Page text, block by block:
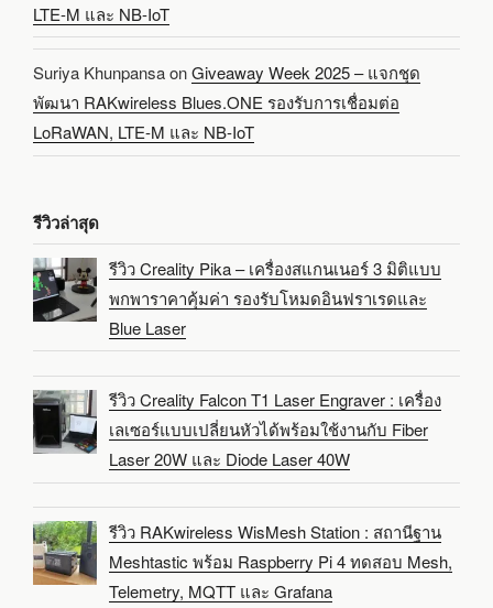
LTE-M และ NB-IoT
Suriya KhunpansaonGiveaway Week 2025 – แจกชุด
พัฒนา RAKwireless Blues.ONE รองรับการเชื่อมต่อ
LoRaWAN, LTE-M และ NB-IoT
รีวิวล่าสุด
รีวิว Creality Pika – เครื่องสแกนเนอร์ 3 มิติแบบ
พกพาราคาคุ้มค่า รองรับโหมดอินฟราเรดและ
Blue Laser
รีวิว Creality Falcon T1 Laser Engraver : เครื่อง
เลเซอร์แบบเปลี่ยนหัวได้พร้อมใช้งานกับ Fiber
Laser 20W และ Diode Laser 40W
รีวิว RAKwireless WisMesh Station : สถานีฐาน
Meshtastic พร้อม Raspberry Pi 4 ทดสอบ Mesh,
Telemetry, MQTT และ Grafana